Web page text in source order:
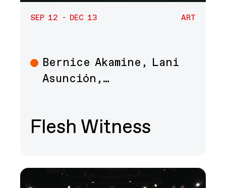
SEP 12 - DEC 13 ART
ArtBernice Akamine, Lani
Asunción,…
Flesh Witness